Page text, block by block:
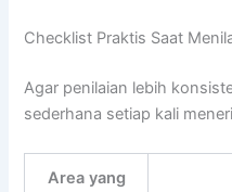
Checklist Praktis Saat
Agar penilaian lebih
sederhana setiap kali
Area yang